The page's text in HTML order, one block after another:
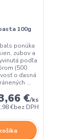
100g
ponúka
zubov a
podľa
(500
o ďasná
...
€/ks
€bez DPH